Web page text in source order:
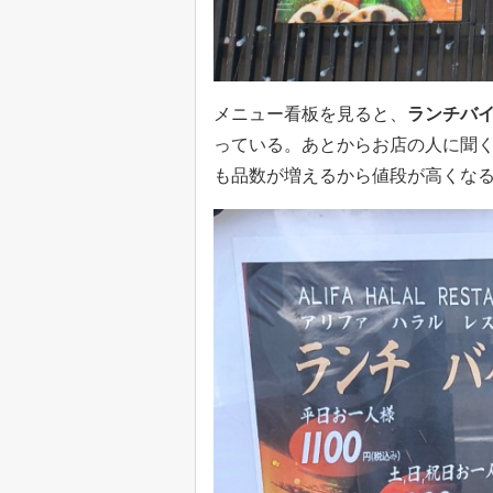
メニュー看板を見ると、 ランチバ
っている。あとからお店の人に聞
も品数が増えるから値段が高くな